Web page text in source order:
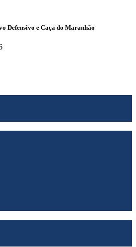
Defensivo e Caça do Maranhão